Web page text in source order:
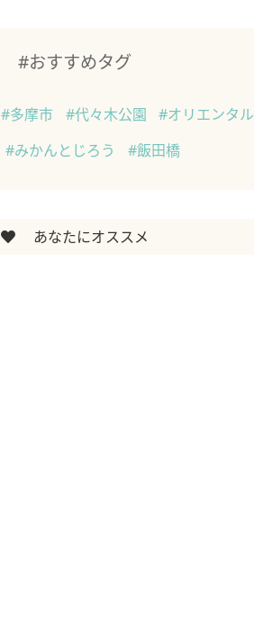
#おすすめタグ
#多摩市 #代々木公園 #オリエンタル
#みかんとじろう #飯田橋
あなたにオススメ